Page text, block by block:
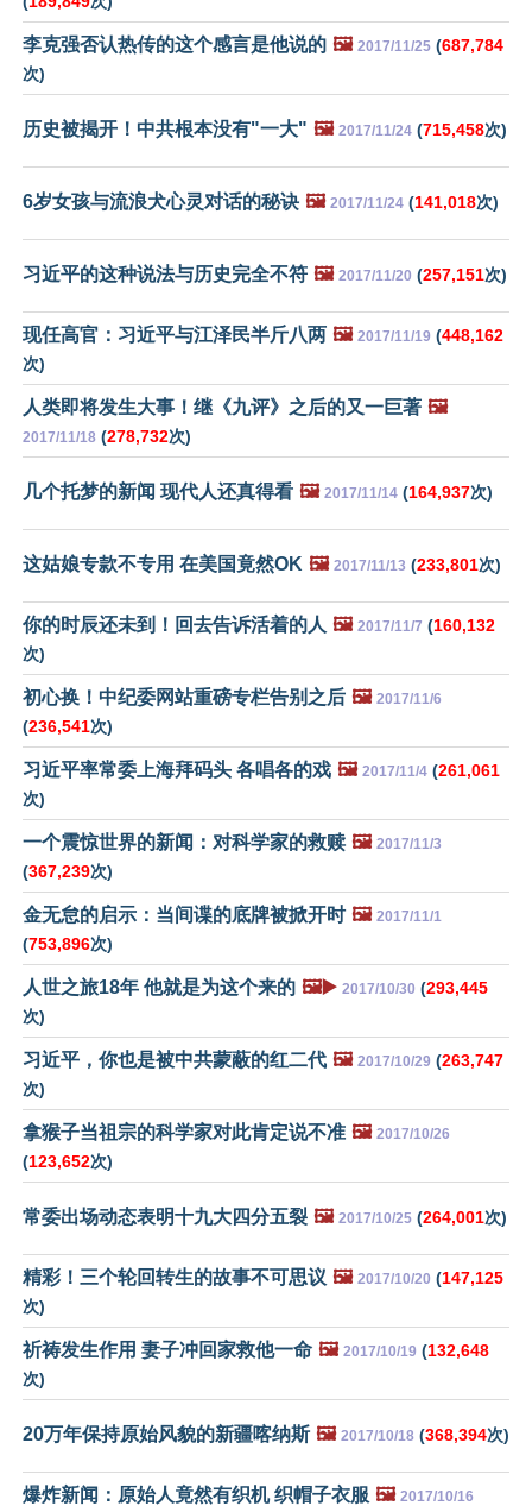
李克强否认热传的这个感言是他说的 🖼️ 2017/11/25 (687,784
次)
历史被揭开！中共根本没有"一大" 🖼️ 2017/11/24 (715,458次)
6岁女孩与流浪犬心灵对话的秘诀 🖼️ 2017/11/24 (141,018次)
习近平的这种说法与历史完全不符 🖼️ 2017/11/20 (257,151次)
现任高官：习近平与江泽民半斤八两 🖼️ 2017/11/19 (448,162
次)
人类即将发生大事！继《九评》之后的又一巨著 🖼️
2017/11/18 (278,732次)
几个托梦的新闻 现代人还真得看 🖼️ 2017/11/14 (164,937次)
这姑娘专款不专用 在美国竟然OK 🖼️ 2017/11/13 (233,801次)
你的时辰还未到！回去告诉活着的人 🖼️ 2017/11/7 (160,132
次)
初心换！中纪委网站重磅专栏告别之后 🖼️ 2017/11/6
(236,541次)
习近平率常委上海拜码头 各唱各的戏 🖼️ 2017/11/4 (261,061
次)
一个震惊世界的新闻：对科学家的救赎 🖼️ 2017/11/3
(367,239次)
金无怠的启示：当间谍的底牌被掀开时 🖼️ 2017/11/1
(753,896次)
人世之旅18年 他就是为这个来的 🖼️▶️ 2017/10/30 (293,445
次)
习近平，你也是被中共蒙蔽的红二代 🖼️ 2017/10/29 (263,747
次)
拿猴子当祖宗的科学家对此肯定说不准 🖼️ 2017/10/26
(123,652次)
常委出场动态表明十九大四分五裂 🖼️ 2017/10/25 (264,001次)
精彩！三个轮回转生的故事不可思议 🖼️ 2017/10/20 (147,125
次)
祈祷发生作用 妻子冲回家救他一命 🖼️ 2017/10/19 (132,648
次)
20万年保持原始风貌的新疆喀纳斯 🖼️ 2017/10/18 (368,394次)
爆炸新闻：原始人竟然有织机 织帽子衣服 🖼️ 2017/10/16